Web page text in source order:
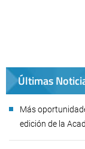
Últimas
Más
edición de la